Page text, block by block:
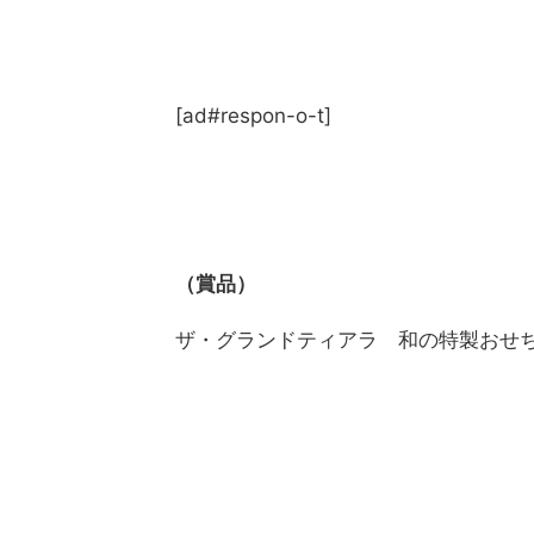
[ad#respon-o-t]
（賞品）
ザ・グランドティアラ 和の特製おせ